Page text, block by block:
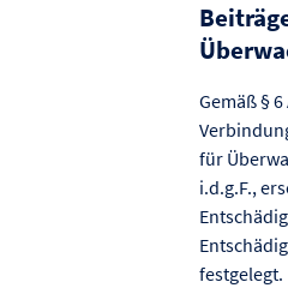
Gemäß §
für
i.d.g.F.,
festgelegt.